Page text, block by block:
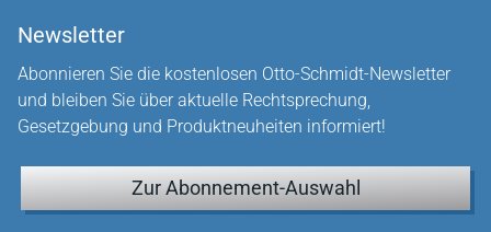
Newsletter
Abonnieren Sie die kostenlosen Otto-Schmidt-Newsletter
und bleiben Sie über aktuelle Rechtsprechung,
Gesetzgebung und Produktneuheiten informiert!
Zur Abonnement-Auswahl